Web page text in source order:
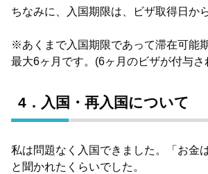
ちなみに、入国期限は、ビザ取得日か
※あくまで入国期限であって滞在可能
最大6ヶ月です。(6ヶ月のビザが付与さ
4．入国・再入国について
私は問題なく入国できました。「お金
と聞かれたくらいでした。